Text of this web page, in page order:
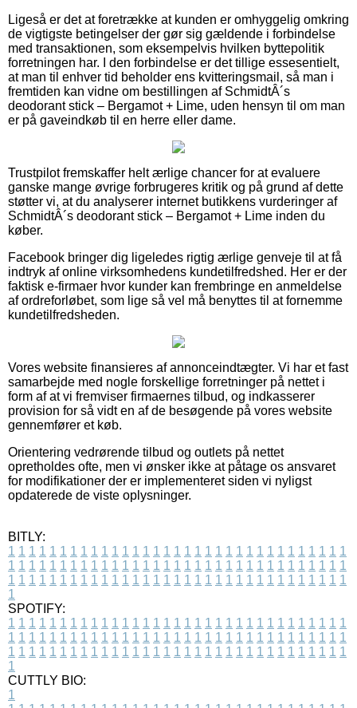
Ligeså er det at foretrække at kunden er omhyggelig omkring
de vigtigste betingelser der gør sig gældende i forbindelse
med transaktionen, som eksempelvis hvilken byttepolitik
forretningen har. I den forbindelse er det tillige essesentielt,
at man til enhver tid beholder ens kvitteringsmail, så man i
fremtiden kan vidne om bestillingen af SchmidtÂ´s
deodorant stick – Bergamot + Lime, uden hensyn til om man
er på gaveindkøb til en herre eller dame.
Trustpilot fremskaffer helt ærlige chancer for at evaluere
ganske mange øvrige forbrugeres kritik og på grund af dette
støtter vi, at du analyserer internet butikkens vurderinger af
SchmidtÂ´s deodorant stick – Bergamot + Lime inden du
køber.
Facebook bringer dig ligeledes rigtig ærlige genveje til at få
indtryk af online virksomhedens kundetilfredshed. Her er der
faktisk e-firmaer hvor kunder kan frembringe en anmeldelse
af ordreforløbet, som lige så vel må benyttes til at fornemme
kundetilfredsheden.
Vores website finansieres af annonceindtægter. Vi har et fast
samarbejde med nogle forskellige forretninger på nettet i
form af at vi fremviser firmaernes tilbud, og indkasserer
provision for så vidt en af de besøgende på vores website
gennemfører et køb.
Orientering vedrørende tilbud og outlets på nettet
opretholdes ofte, men vi ønsker ikke at påtage os ansvaret
for modifikationer der er implementeret siden vi nyligst
opdaterede de viste oplysninger.
BITLY:
1 1 1 1 1 1 1 1 1 1 1 1 1 1 1 1 1 1 1 1 1 1 1 1 1 1 1 1 1 1 1 1 1
1 1 1 1 1 1 1 1 1 1 1 1 1 1 1 1 1 1 1 1 1 1 1 1 1 1 1 1 1 1 1 1 1
1 1 1 1 1 1 1 1 1 1 1 1 1 1 1 1 1 1 1 1 1 1 1 1 1 1 1 1 1 1 1 1 1
1
SPOTIFY:
1 1 1 1 1 1 1 1 1 1 1 1 1 1 1 1 1 1 1 1 1 1 1 1 1 1 1 1 1 1 1 1 1
1 1 1 1 1 1 1 1 1 1 1 1 1 1 1 1 1 1 1 1 1 1 1 1 1 1 1 1 1 1 1 1 1
1 1 1 1 1 1 1 1 1 1 1 1 1 1 1 1 1 1 1 1 1 1 1 1 1 1 1 1 1 1 1 1 1
1
CUTTLY BIO:
1